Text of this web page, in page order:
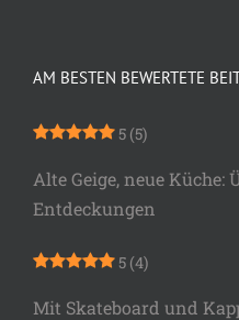
AM BESTEN BEWERTETE
5 (5)
Alte Geige, neue Küche:
Entdeckungen
5 (4)
Mit Skateboard und